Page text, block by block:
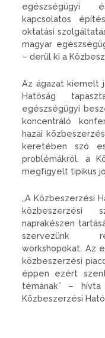
egészségügyi
kapcsolatos
oktatási
magyar
– derül ki a
Az ágazat kiemelt
Hatóság
egészségügyi
koncentráló
hazai
keretében szó
problémákról, a
megfigyelt tipikus
„A Közbeszerzési
közbeszerzési
naprakészen
szervezünk
workshopokat. Az
közbeszerzési
éppen ezért
témának” –
Közbeszerzési